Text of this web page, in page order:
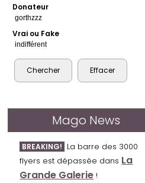
Donateur
Vrai ou Fake
Mago News
BREAKING! La barre des 3000
flyers est dépassée dans La
Grande Galerie !